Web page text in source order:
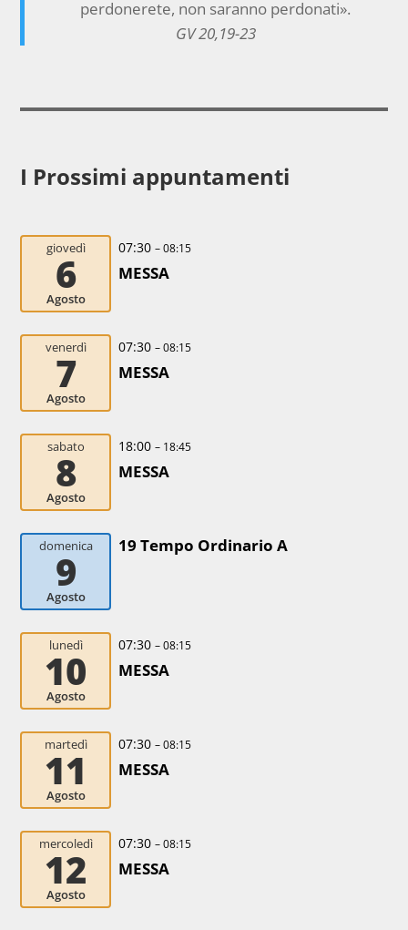
perdonerete, non saranno perdonati».
GV 20,19-23
I Prossimi appuntamenti
giovedì
6
Agosto
07:30 – 08:15
MESSA
venerdì
7
Agosto
07:30 – 08:15
MESSA
sabato
8
Agosto
18:00 – 18:45
MESSA
domenica
9
Agosto
19 Tempo Ordinario A
lunedì
10
Agosto
07:30 – 08:15
MESSA
martedì
11
Agosto
07:30 – 08:15
MESSA
mercoledì
12
Agosto
07:30 – 08:15
MESSA